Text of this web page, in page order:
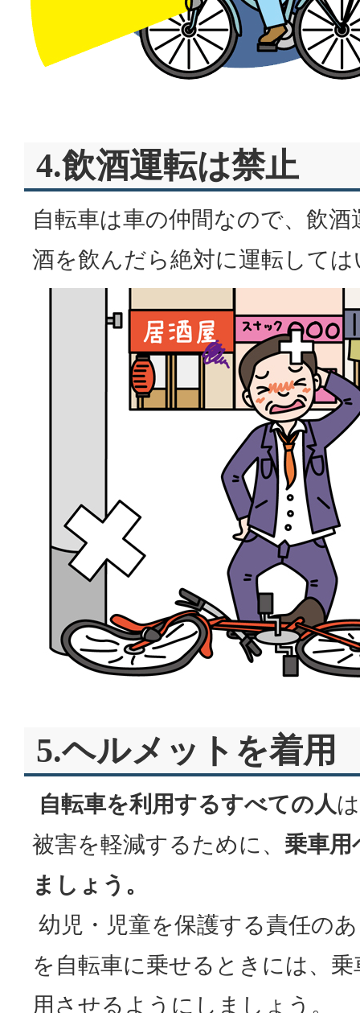
4.飲酒運転は禁止
自転車は車の仲間なので、飲
酒を飲んだら絶対に運転して
5.ヘルメットを着用
自転車を利用するすべての人
被害を軽減するために、 乗車用
ましょう。
幼児・児童を保護する責任の
を自転車に乗せるときには、
用させるようにしましょう。